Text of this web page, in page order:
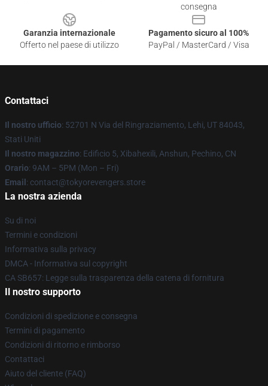
consegna
Garanzia internazionale
Offerto nel paese di utilizzo
Pagamento sicuro al 100%
PayPal / MasterCard / Visa
Contattaci
Il nostro ufficio: 52701 N Via del Ringraziamento, Lehi, UT 84043,
Stati Uniti
Il nostro magazzino: Edificio 5, Xibahexili, Anshun, Pechino, CN
Orario: 9AM – 5PM (Mon – Fri)
Email: contact@tokyorevengers.store
La nostra azienda
Su di noi
Termini e condizioni
Informativa sulla privacy
DMCA - Informativa sul copyright
CA SB657: Legge sulla trasparenza della catena di fornitura
Il nostro supporto
Condizioni di spedizione e consegna
Termini di pagamento
Condizioni di ritorno e rimborso
Contattaci
Aiuto del cliente (FAQ)